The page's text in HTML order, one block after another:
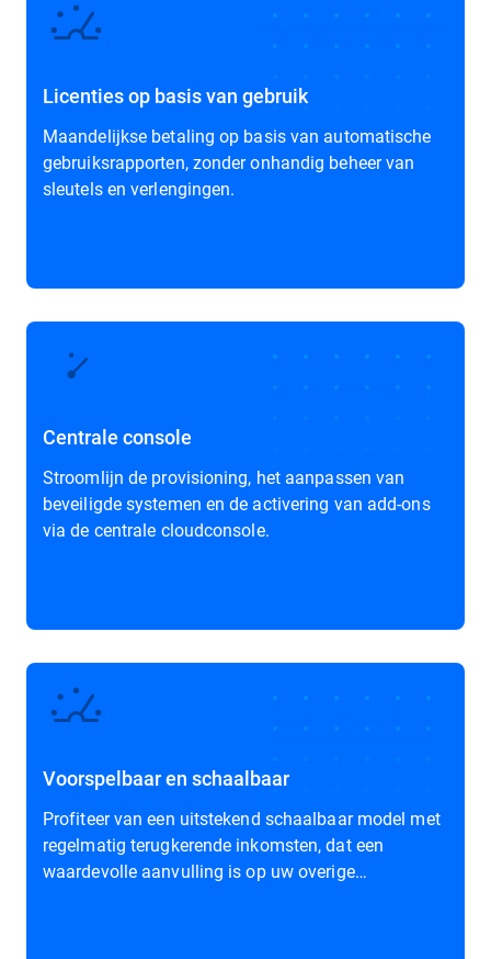
Licenties op basis van gebruik
Maandelijkse betaling op basis van automatische
gebruiksrapporten, zonder onhandig beheer van
sleutels en verlengingen.
Centrale console
Stroomlijn de provisioning, het aanpassen van
beveiligde systemen en de activering van add-ons
via de centrale cloudconsole.
Voorspelbaar en schaalbaar
Profiteer van een uitstekend schaalbaar model met
regelmatig terugkerende inkomsten, dat een
waardevolle aanvulling is op uw overige